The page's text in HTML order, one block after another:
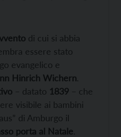
di cui si abbia
essere stato
evangelico e
Hinrich Wichern.
– datato 1839 – che
visibile ai bambini
di Amburgo il
porta al Natale.